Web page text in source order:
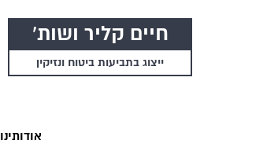
חיים קליר ושות'
ייצוג בתביעות ביטוח ונזיקין
אודותינו